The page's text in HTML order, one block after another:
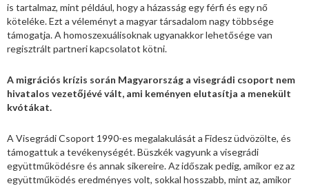
is tartalmaz, mint például, hogy a házasság egy férfi és egy nő
köteléke. Ezt a véleményt a magyar társadalom nagy többsége
támogatja. A homoszexuálisoknak ugyanakkor lehetősége van
regisztrált partneri kapcsolatot kötni.
A migrációs krízis során Magyarország a visegrádi csoport nem
hivatalos vezetőjévé vált, ami keményen elutasítja a menekült
kvótákat.
A Visegrádi Csoport 1990-es megalakulását a Fidesz üdvözölte, és
támogattuk a tevékenységét. Büszkék vagyunk a visegrádi
együttműködésre és annak sikereire. Az időszak pedig, amikor ez az
együttműködés eredményes volt, sokkal hosszabb, mint az, amikor